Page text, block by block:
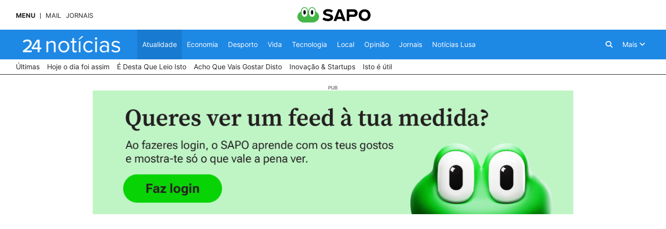
MENU MAIL JORNAIS
Atualidade Economia Desporto Vida Tecnologia Local Opinião Jornais Notícias Lusa Mais
Últimas Hoje o dia foi assim É Desta Que Leio Isto Acho Que Vais Gostar Disto Inovação & Startups Isto é útil